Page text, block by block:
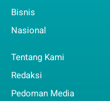
Bisnis
Nasional
Tentang Kami
Redaksi
Pedoman Media